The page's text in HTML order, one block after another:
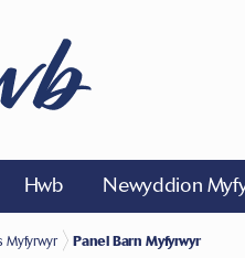
Hwb Newyddion
Myfyrwyr Panel Barn Myfyrwyr